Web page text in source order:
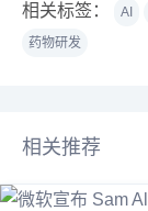
相关标签： AI
药物研发
相关推荐